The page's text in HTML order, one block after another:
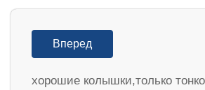
Вперед
хорошие колышки,только